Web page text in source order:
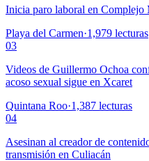
Inicia paro laboral en Complejo
Playa del Carmen·1,979 lecturas
03
Videos de Guillermo Ochoa
acoso sexual sigue en Xcaret
Quintana Roo·1,387 lecturas
04
Asesinan al creador de
transmisión en Culiacán